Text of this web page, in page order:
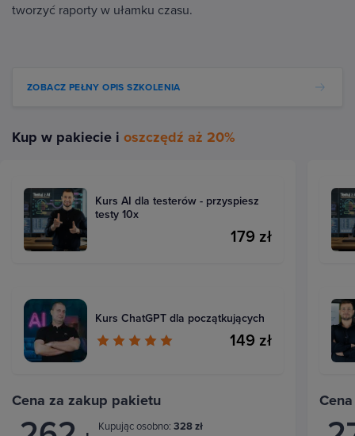
tworzyć raporty w ułamku czasu.
ZOBACZ PEŁNY OPIS SZKOLENIA
Kup w pakiecie i oszczędź aż 20%
Kurs AI dla testerów - przyspiesz
testy 10x
179 zł
Kurs ChatGPT dla początkujących
149 zł
Cena za zakup pakietu
Kupując osobno: 328 zł